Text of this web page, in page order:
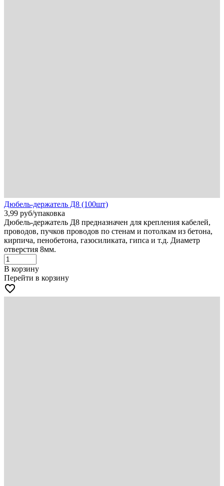
Дюбель-держатель Д8 (100шт)
3,99 руб/упаковка
Дюбель-держатель Д8 предназначен для крепления кабелей,
проводов, пучков проводов по стенам и потолкам из бетона,
кирпича, пенобетона, газосиликата, гипса и т.д. Диаметр
отверстия 8мм.
В корзину
Перейти в корзину
favorite_border